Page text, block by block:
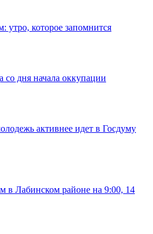
утро, которое запомнится
со дня начала оккупации
активнее идет в Госдуму
в Лабинском районе на 9:00, 14